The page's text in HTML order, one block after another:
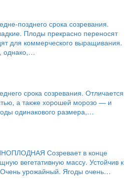
позднего срока созревания.
Плоды прекрасно переносят
для коммерческого выращивания.
однако,…
срока созревания. Отличается
а также хорошей морозо — и
одинакового размера,…
Созревает в конце
вегетативную массу. Устойчив к
урожайный. Ягоды очень…